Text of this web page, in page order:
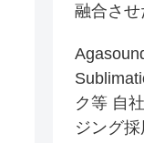
融合さ
ク等 自
ジング